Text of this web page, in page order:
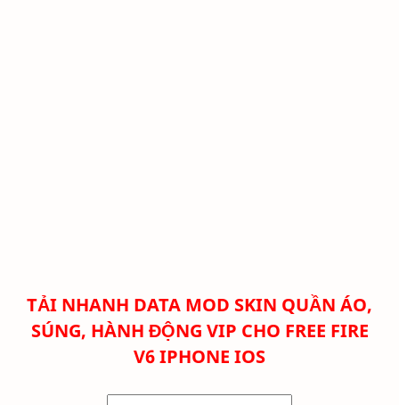
TẢI NHANH DATA MOD SKIN QUẦN ÁO,
SÚNG, HÀNH ĐỘNG VIP CHO FREE FIRE
V6IPHONE IOS